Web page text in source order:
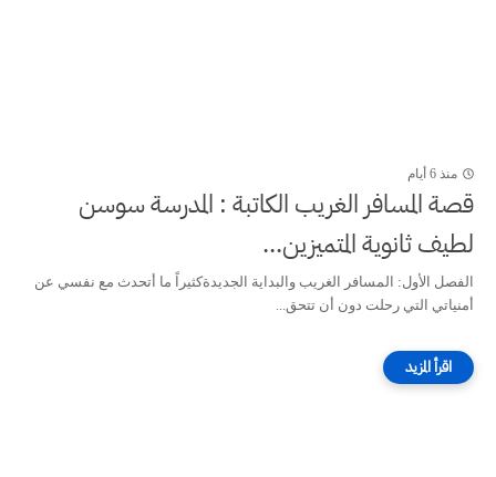
منذ 6 أيام
قصة المسافر الغريب الكاتبة : المدرسة سوسن
لطيف ثانوية المتميزين...
الفصل الأول: المسافر الغريب والبداية الجديدةكثيراً ما أتحدث مع نفسي عن
أمنياتي التي رحلت دون أن تتحق...